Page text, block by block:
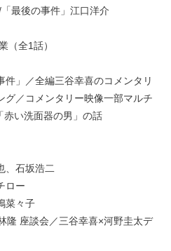
最後の事件」江口洋介
（全1話）
」／全編三谷幸喜のコメンタリ
グ／コメンタリー映像一部マルチ
赤い洗面器の男」の話
、石坂浩二
ロー
菜々子
隆 座談会／三谷幸喜×河野圭太デ